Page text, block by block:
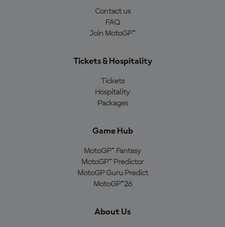
Contact us
FAQ
Join MotoGP™
Tickets & Hospitality
Tickets
Hospitality
Packages
Game Hub
MotoGP™ Fantasy
MotoGP™ Predictor
MotoGP Guru Predict
MotoGP™26
About Us